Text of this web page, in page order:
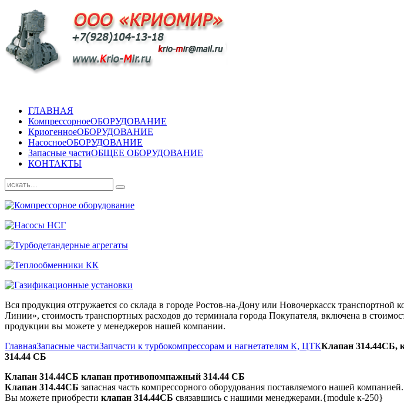
ГЛАВНАЯ
КомпрессорноеОБОРУДОВАНИЕ
КриогенноеОБОРУДОВАНИЕ
НасосноеОБОРУДОВАНИЕ
Запасные частиОБЩЕЕ ОБОРУДОВАНИЕ
КОНТАКТЫ
Вся продукция отгружается со склада в городе Ростов-на-Дону или Новочеркасск
Линии», стоимость транспортных расходов до терминала города Покупателя, включена в
продукции вы можете у менеджеров нашей компании.
ГлавнаяЗапасные частиЗапчасти к турбокомпрессорам и нагнетателям К, ЦТККлапан 314.44СБ,
314.44 СБ
Клапан 314.44СБ клапан противопомпажный 314.44 СБ
Клапан 314.44СБ запасная часть компрессорного оборудования поставляемого нашей компанией.
Вы можете приобрести клапан 314.44СБ связавшись с нашими менеджерами.{module к-250}